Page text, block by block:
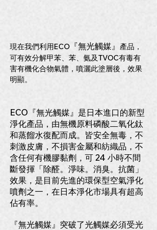
現在我們利用ECO 『無光觸媒』 產品，
可有效分解甲苯、苯、氨及TVOC有毒有
害有機化合物氣體， 噴灑此塗層後，效果
明顯。
ECO『無光觸媒』是日本進口的新型
淨化產品，由無機原料磷酸二氧化鈦
和蒸餾水復配而成。皆安全無毒，不
刺激皮膚，不損害金屬和紡織品，不
含任何有機膠黏劑，可 24 小時不間
斷發揮「除醛。淨味。消臭。抗菌」
效果，是目前先進的環保型空氣淨化
噴劑之一，在日本淨化市場具有超高
佔有率。
『無光觸媒』突破了光觸媒必須受光